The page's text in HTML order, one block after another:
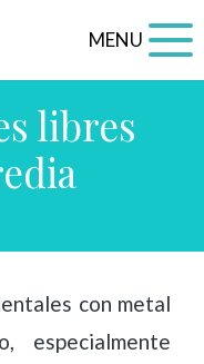
MENU
libres
con metal
especialmente